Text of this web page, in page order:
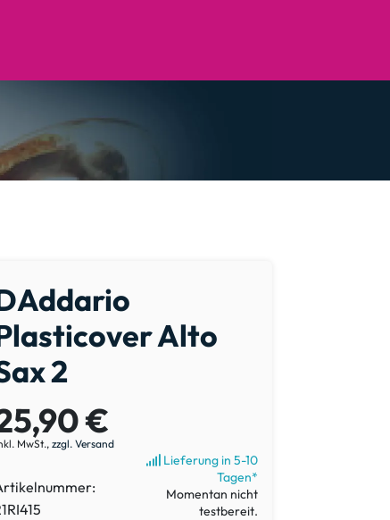
Alto
2
€
MwSt., zzgl. Versand
Lieferung in 5-10
Tagen*
Momentan nicht
testbereit.